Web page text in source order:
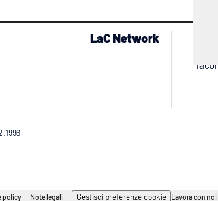
LaC Network
policy Note legali Gestisci preferenze cookie Lavora con noi